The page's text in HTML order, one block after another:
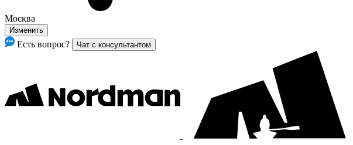
Москва
Изменить
Есть вопрос? Чат с консультантом